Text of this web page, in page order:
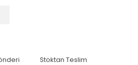
Stoktan Teslim